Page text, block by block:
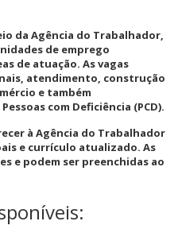
da Agência do Trabalhador,
de emprego
de atuação. As vagas
atendimento, construção
e também
com Deficiência (PCD).
à Agência do Trabalhador
e currículo atualizado. As
e podem ser preenchidas ao